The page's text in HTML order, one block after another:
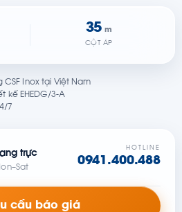
35 m
CỘT ÁP
Inox tại Việt Nam
kế EHEDG/3-A
7
trực
HOTLINE
0941.400.488
cầu báo giá